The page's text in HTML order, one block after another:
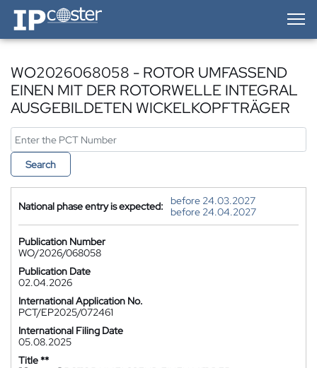
IP-Coster — Home
WO2026068058 - ROTOR UMFASSEND
EINEN MIT DER ROTORWELLE INTEGRAL
AUSGEBILDETEN WICKELKOPFTRÄGER
Search
National phase entry is expected:
before 24.03.2027
before 24.04.2027
Publication Number
WO/2026/068058
Publication Date
02.04.2026
International Application No.
PCT/EP2025/072461
International Filing Date
05.08.2025
Title **